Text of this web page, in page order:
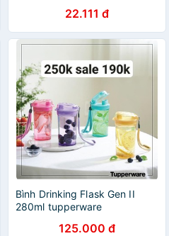
22.111 đ
Bình Drinking Flask Gen II
280ml tupperware
125.000 đ